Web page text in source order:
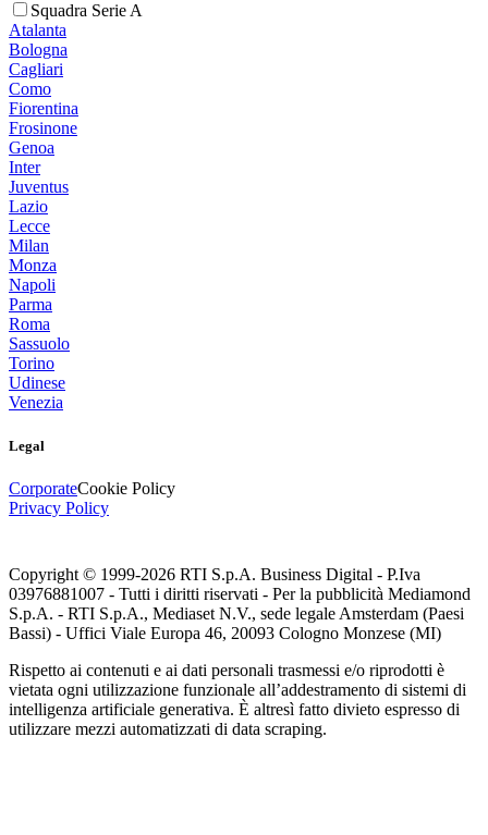
Squadra Serie A
Atalanta
Bologna
Cagliari
Como
Fiorentina
Frosinone
Genoa
Inter
Juventus
Lazio
Lecce
Milan
Monza
Napoli
Parma
Roma
Sassuolo
Torino
Udinese
Venezia
Legal
CorporateCookie Policy
Privacy Policy
Copyright © 1999-2026 RTI S.p.A. Business Digital - P.Iva
03976881007 - Tutti i diritti riservati - Per la pubblicità Mediamond
S.p.A. - RTI S.p.A., Mediaset N.V., sede legale Amsterdam (Paesi
Bassi) - Uffici Viale Europa 46, 20093 Cologno Monzese (MI)
Rispetto ai contenuti e ai dati personali trasmessi e/o riprodotti è
vietata ogni utilizzazione funzionale all’addestramento di sistemi di
intelligenza artificiale generativa. È altresì fatto divieto espresso di
utilizzare mezzi automatizzati di data scraping.